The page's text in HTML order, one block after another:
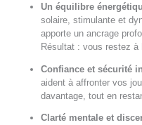
Un équilibre
solaire, stimulante et
apporte un ancrage
Résultat : vous restez à
Confiance et sécurité
aident à affronter vos
davantage, tout en
Clarté mentale et